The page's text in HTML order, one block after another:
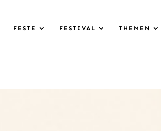
FESTE FESTIVAL THEMEN